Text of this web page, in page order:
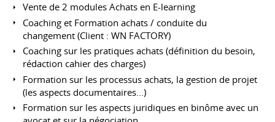
Vente de 2 modules Achats en E-learning
Coaching et Formation achats / conduite du
changement (Client : WN FACTORY)
Coaching sur les pratiques achats (définition du besoin,
rédaction cahier des charges)
Formation sur les processus achats, la gestion de projet
(les aspects documentaires...)
Formation sur les aspects juridiques en binôme avec un